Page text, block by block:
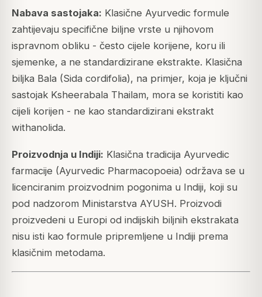
Nabava sastojaka: Klasične Ayurvedic formule
zahtijevaju specifične biljne vrste u njihovom
ispravnom obliku - često cijele korijene, koru ili
sjemenke, a ne standardizirane ekstrakte. Klasična
biljka Bala (Sida cordifolia), na primjer, koja je ključni
sastojak Ksheerabala Thailam, mora se koristiti kao
cijeli korijen - ne kao standardizirani ekstrakt
withanolida.
Proizvodnja u Indiji: Klasična tradicija Ayurvedic
farmacije (Ayurvedic Pharmacopoeia) održava se u
licenciranim proizvodnim pogonima u Indiji, koji su
pod nadzorom Ministarstva AYUSH. Proizvodi
proizvedeni u Europi od indijskih biljnih ekstrakata
nisu isti kao formule pripremljene u Indiji prema
klasičnim metodama.